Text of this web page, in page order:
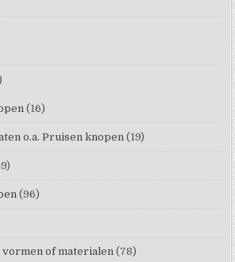
(16)
o.a. Pruisen knopen (19)
(96)
of materialen (78)